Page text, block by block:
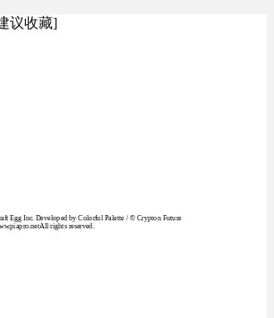
议收藏]
Egg Inc. Developed by Colorful Palette / © Crypton Future
rights reserved.